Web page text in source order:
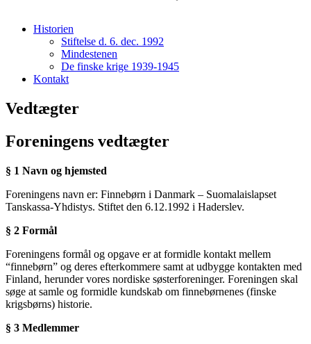
Historien
Stiftelse d. 6. dec. 1992
Mindestenen
De finske krige 1939-1945
Kontakt
Vedtægter
Foreningens vedtægter
§ 1 Navn og hjemsted
Foreningens navn er: Finnebørn i Danmark – Suomalaislapset
Tanskassa-Yhdistys. Stiftet den 6.12.1992 i Haderslev.
§ 2 Formål
Foreningens formål og opgave er at formidle kontakt mellem
“finnebørn” og deres efterkommere samt at udbygge kontakten med
Finland, herunder vores nordiske søsterforeninger. Foreningen skal
søge at samle og formidle kundskab om finnebørnenes (finske
krigsbørns) historie.
§ 3 Medlemmer